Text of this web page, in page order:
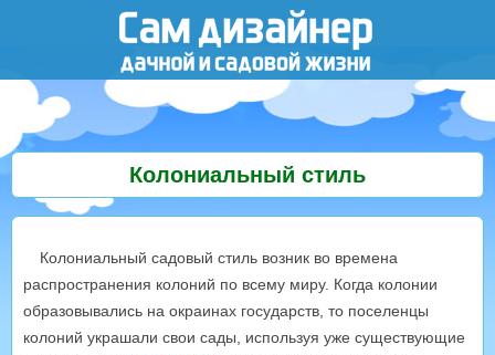
Колониальный стиль
Колониальный садовый стиль возник во времена
распространения колоний по всему миру. Когда колонии
образовывались на окраинах государств, то поселенцы
колоний украшали свои сады, используя уже существующие